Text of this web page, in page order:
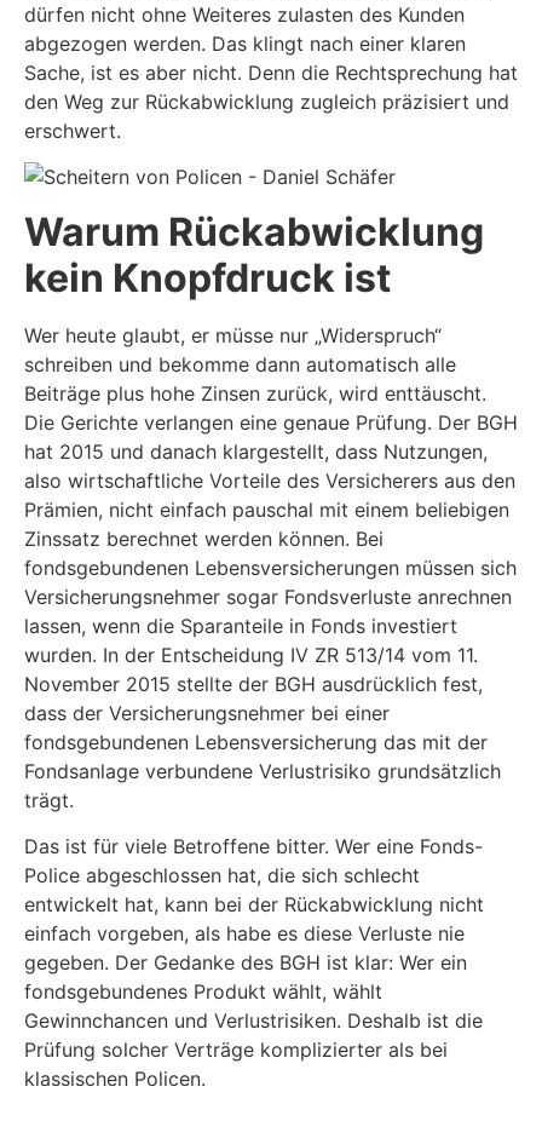
dürfen nicht ohne Weiteres zulasten des Kunden
abgezogen werden. Das klingt nach einer klaren
Sache, ist es aber nicht. Denn die Rechtsprechung hat
den Weg zur Rückabwicklung zugleich präzisiert und
erschwert.
Warum Rückabwicklung
kein Knopfdruck ist
Wer heute glaubt, er müsse nur „Widerspruch“
schreiben und bekomme dann automatisch alle
Beiträge plus hohe Zinsen zurück, wird enttäuscht.
Die Gerichte verlangen eine genaue Prüfung. Der BGH
hat 2015 und danach klargestellt, dass Nutzungen,
also wirtschaftliche Vorteile des Versicherers aus den
Prämien, nicht einfach pauschal mit einem beliebigen
Zinssatz berechnet werden können. Bei
fondsgebundenen Lebensversicherungen müssen sich
Versicherungsnehmer sogar Fondsverluste anrechnen
lassen, wenn die Sparanteile in Fonds investiert
wurden. In der Entscheidung IV ZR 513/14 vom 11.
November 2015 stellte der BGH ausdrücklich fest,
dass der Versicherungsnehmer bei einer
fondsgebundenen Lebensversicherung das mit der
Fondsanlage verbundene Verlustrisiko grundsätzlich
trägt.
Das ist für viele Betroffene bitter. Wer eine Fonds-
Police abgeschlossen hat, die sich schlecht
entwickelt hat, kann bei der Rückabwicklung nicht
einfach vorgeben, als habe es diese Verluste nie
gegeben. Der Gedanke des BGH ist klar: Wer ein
fondsgebundenes Produkt wählt, wählt
Gewinnchancen und Verlustrisiken. Deshalb ist die
Prüfung solcher Verträge komplizierter als bei
klassischen Policen.